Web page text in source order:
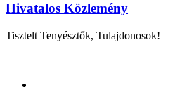
Hivatalos Közlemény
Tisztelt Tenyésztők, Tulajdonosok!